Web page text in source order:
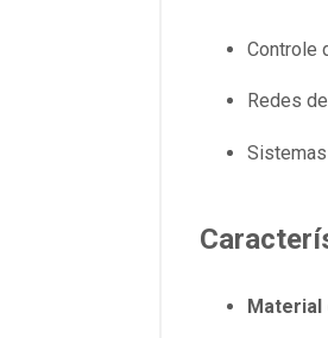
Controle
Redes
Material